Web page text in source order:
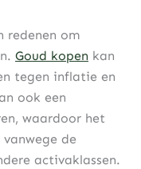
redenen om
Goud kopen kan
tegen inflatie en
ook een
waardoor het
de
activaklassen.